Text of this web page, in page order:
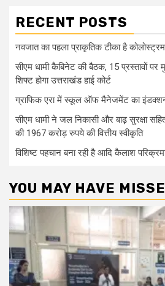
RECENT POSTS
नवजात का पहला प्राकृतिक टीका है
सीएम धामी कैबिनेट की बैठक, 15 प्रस्तावों पर
शिफ्ट होगा उत्तराखंड हाई कोर्ट
ग्राफिक एरा में स्कूल ऑफ मैनेजमेंट का
सीएम धामी ने जल निकासी और बाढ़ सुरक्षा
की 1967 करोड़ रुपये की वित्तीय स्वीकृति
विशिष्ट पहचान बना रही है आदि कैलाश
YOU MAY HAVE